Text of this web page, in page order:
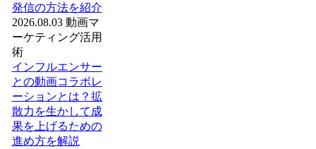
発信の方法を紹介
2026.08.03 動画マ
ーケティング活用
術
インフルエンサー
との動画コラボレ
ーションとは？拡
散力を生かして成
果を上げるための
進め方を解説